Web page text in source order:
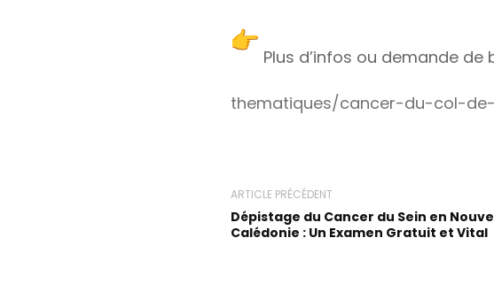
Plus d’infos ou demande de
thematiques/cancer-du-col-
ARTICLE PRÉCÉDENT
Dépistage du Cancer du Sein en
Calédonie : Un Examen Gratuit et Vital